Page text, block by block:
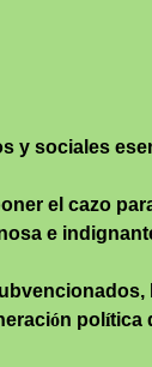
y sociales
el cazo
e
ón pol ítica